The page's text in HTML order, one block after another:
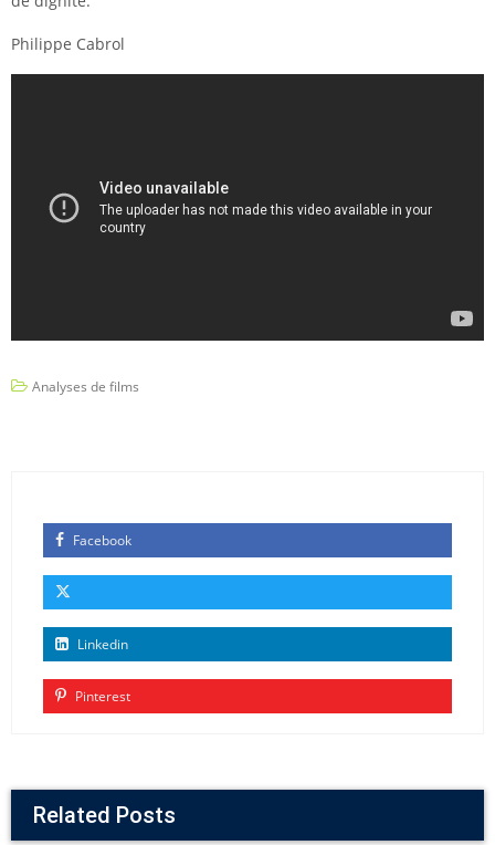
Philippe Cabrol
Analyses de films
Facebook
Linkedin
Pinterest
Related Posts